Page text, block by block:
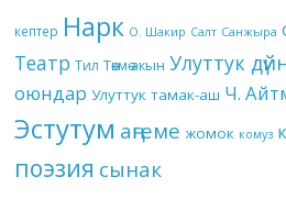
кептер Нарк О. Шакир Салт Санжыра
Театр Тил Төкмө акын Улуттук
оюндар Улуттук тамак-аш Ч.
Эстутум аңгеме жомок комуз
поэзия сынак